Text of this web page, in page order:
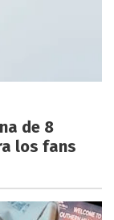
de 8
los fans